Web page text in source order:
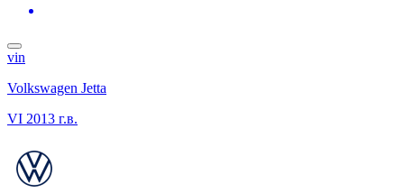
vin
Volkswagen Jetta
VI 2013 г.в.